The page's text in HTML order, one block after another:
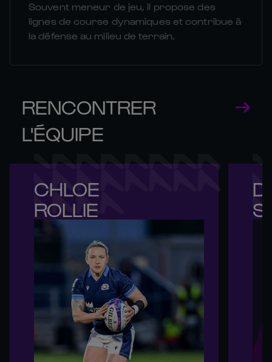
Souvent meneur de jeu, il propose des
lignes de course dynamiques et contribue à
la défense au milieu de terrain.
RENCONTRER
L'ÉQUIPE
CHLOE
ROLLIE